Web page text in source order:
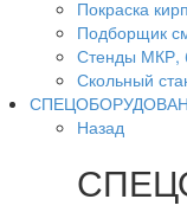
Покраска
Подборщик
Стенды МКР,
Скольный
Назад